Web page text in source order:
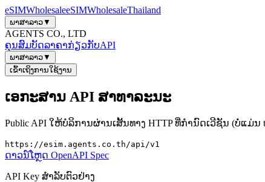
eSIMWholesaleeSIMWholesaleThailand
ພາສາລາວ▼
AGENTS CO., LTD
ຄຸນສົມບັດລາຄາກ່ຽວກັບAPI
ພາສາລາວ▼
ເຂົ້າເຖິງການໃຊ້ງານ
ເອກະສານ API ສາທາລະນະ
Public API ໃຫ້ບໍລິການຜ່ານເສັ້ນທາງ HTTP ທີ່ກໍານົດເວີຊັນ (ບໍ່ແມ່ນ
https://esim.agents.co.th/api/v1
ດາວນ໌ໂຫຼດ OpenAPI Spec
API Key ສໍາລັບຕົວຢ່າງ